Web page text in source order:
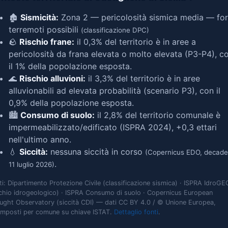
🏚️ Sismicità: Zona 2 — pericolosità sismica media —
terremoti possibili (classificazione DPC)
🪨 Rischio frane: il 0,3% del territorio è in aree a
pericolosità da frana elevata o molto elevata (P3-P4),
il 1% della popolazione esposta.
🌊 Rischio alluvioni: il 3,3% del territorio è in aree
alluvionabili ad elevata probabilità (scenario P3), con il
0,9% della popolazione esposta.
🏙️ Consumo di suolo: il 2,8% del territorio comunale è
impermeabilizzato/edificato (ISPRA 2024), +0,3 ettari
nell'ultimo anno.
💧 Siccità: nessuna siccità in corso (Copernicus EDO,
11 luglio 2026).
Dipartimento Protezione Civile (classificazione sismica) · ISPRA
idrogeologico) · ISPRA Consumo di suolo · Copernicus European
Observatory (siccità CDI) — dati CC BY 4.0 / © Unione Europea,
per comune su chiave ISTAT. Dettaglio fonti.